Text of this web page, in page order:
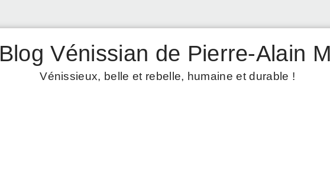
Blog Vénissian de Pierre-Alain
Vénissieux, belle et rebelle, humaine et durable !